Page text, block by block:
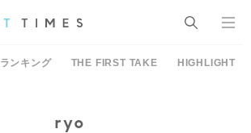
ランキング THE FIRST TAKE HIGHLIGHT
ryo